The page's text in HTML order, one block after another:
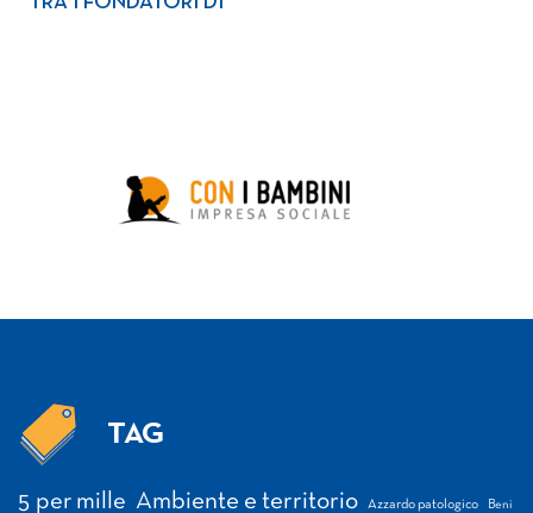
TAG
5 per mille Ambiente e territorio Azzardo patologico Beni